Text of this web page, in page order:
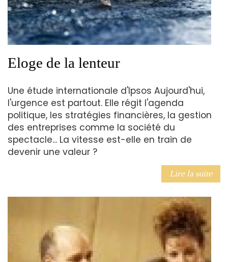
Eloge de la lenteur
Une étude internationale d'Ipsos Aujourd'hui,
l'urgence est partout. Elle régit l'agenda
politique, les stratégies financières, la gestion
des entreprises comme la société du
spectacle... La vitesse est-elle en train de
devenir une valeur ?
Lire la suite